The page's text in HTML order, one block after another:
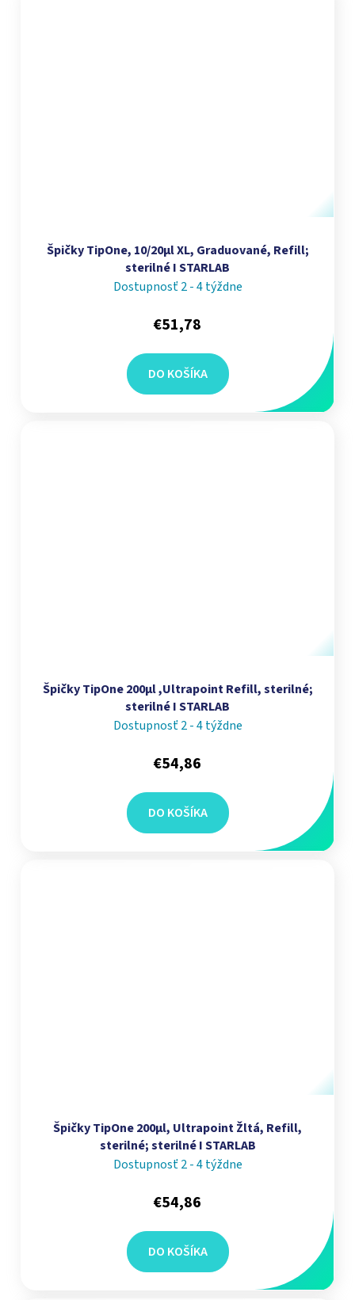
Špičky TipOne, 10/20µl XL, Graduované, Refill;
sterilné I STARLAB
Dostupnosť 2 - 4 týždne
€51,78
DO KOŠÍKA
Špičky TipOne 200µl ,Ultrapoint Refill, sterilné;
sterilné I STARLAB
Dostupnosť 2 - 4 týždne
€54,86
DO KOŠÍKA
Špičky TipOne 200µl, Ultrapoint Žltá, Refill,
sterilné; sterilné I STARLAB
Dostupnosť 2 - 4 týždne
€54,86
DO KOŠÍKA